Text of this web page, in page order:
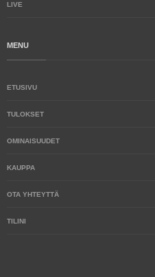
LIVE
MENU
ETUSIVU
TULOKSET
OMINAISUUDET
KAUPPA
OTA YHTEYTTÄ
TILINI